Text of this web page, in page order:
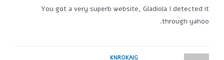
You got a very superb website, Gladiola I detected it
through yahoo.
KNROKAIG